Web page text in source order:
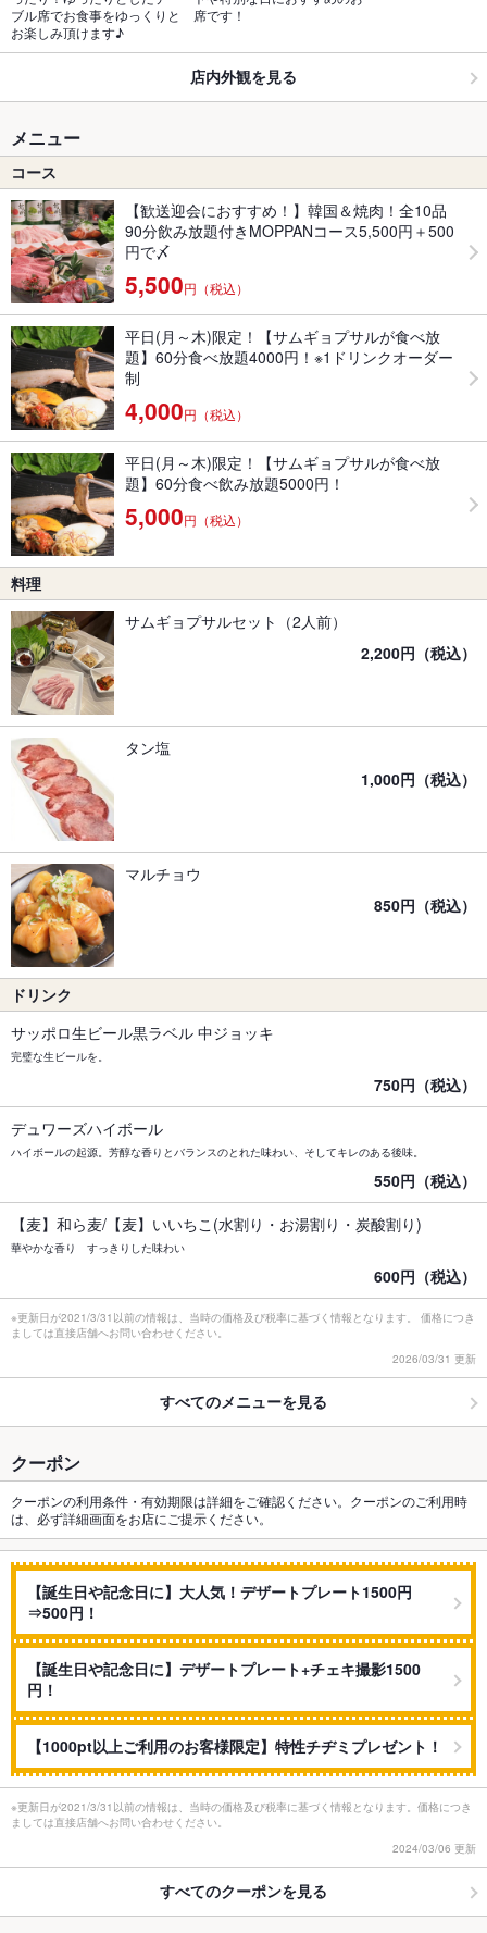
ブル席でお食事をゆっくりと
お楽しみ頂けます♪
席です！
店内外観を見る
メニュー
コース
【歓送迎会におすすめ！】韓国＆焼肉！全10品
90分飲み放題付きMOPPANコース5,500円＋500
円で〆
5,500円（税込）
平日(月～木)限定！【サムギョプサルが食べ放
題】60分食べ放題4000円！※1ドリンクオーダー
制
4,000円（税込）
平日(月～木)限定！【サムギョプサルが食べ放
題】60分食べ飲み放題5000円！
5,000円（税込）
料理
サムギョプサルセット（2人前）
2,200円（税込）
タン塩
1,000円（税込）
マルチョウ
850円（税込）
ドリンク
サッポロ生ビール黒ラベル 中ジョッキ
完璧な生ビールを。
750円（税込）
デュワーズハイボール
ハイボールの起源。芳醇な香りとバランスのとれた味わい、そしてキレのある後味。
550円（税込）
【麦】和ら麦/【麦】いいちこ(水割り・お湯割り・炭酸割り)
華やかな香り すっきりした味わい
600円（税込）
※更新日が2021/3/31以前の情報は、当時の価格及び税率に基づく情報となります。 価格につき
ましては直接店舗へお問い合わせください。
2026/03/31 更新
すべてのメニューを見る
クーポン
クーポンの利用条件・有効期限は詳細をご確認ください。クーポンのご利用時
は、必ず詳細画面をお店にご提示ください。
【誕生日や記念日に】大人気！デザートプレート1500円
⇒500円！
【誕生日や記念日に】デザートプレート+チェキ撮影1500
円！
【1000pt以上ご利用のお客様限定】特性チヂミプレゼント！
※更新日が2021/3/31以前の情報は、当時の価格及び税率に基づく情報となります。価格につき
ましては直接店舗へお問い合わせください。
2024/03/06 更新
すべてのクーポンを見る